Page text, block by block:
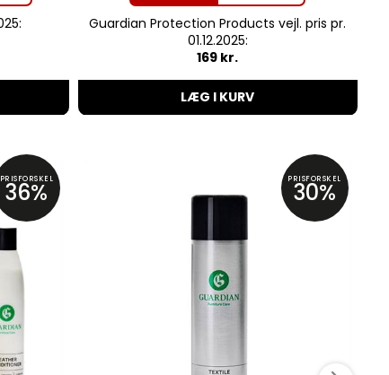
Guardian Protection Products vejl. pris pr.
01.12.2025:
169 kr.
LÆG I KURV
PRISFORSKEL
36% PRISFORSKEL
30%